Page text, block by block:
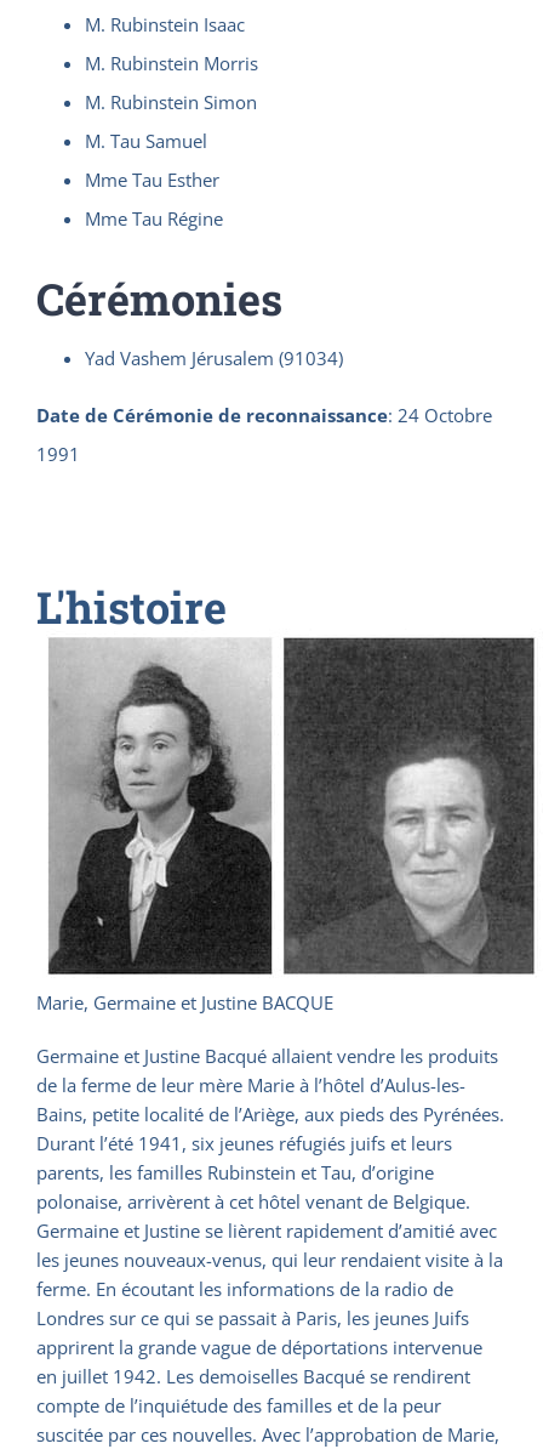
M. Rubinstein Isaac
M. Rubinstein Morris
M. Rubinstein Simon
M. Tau Samuel
Mme Tau Esther
Mme Tau Régine
Cérémonies
Yad Vashem Jérusalem (91034)
Date de Cérémonie de reconnaissance: 24 Octobre
1991
L'histoire
Marie, Germaine et Justine BACQUE
Germaine et Justine Bacqué allaient vendre les produits
de la ferme de leur mère Marie à l’hôtel d’Aulus-les-
Bains, petite localité de l’Ariège, aux pieds des Pyrénées.
Durant l’été 1941, six jeunes réfugiés juifs et leurs
parents, les familles Rubinstein et Tau, d’origine
polonaise, arrivèrent à cet hôtel venant de Belgique.
Germaine et Justine se lièrent rapidement d’amitié avec
les jeunes nouveaux-venus, qui leur rendaient visite à la
ferme. En écoutant les informations de la radio de
Londres sur ce qui se passait à Paris, les jeunes Juifs
apprirent la grande vague de déportations intervenue
en juillet 1942. Les demoiselles Bacqué se rendirent
compte de l’inquiétude des familles et de la peur
suscitée par ces nouvelles. Avec l’approbation de Marie,